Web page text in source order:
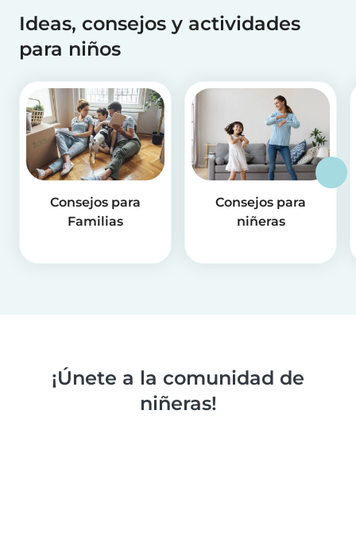
Ideas, consejos y actividades
para niños
Consejos para
Familias
Consejos para
niñeras
¡Únete a la comunidad de
niñeras!